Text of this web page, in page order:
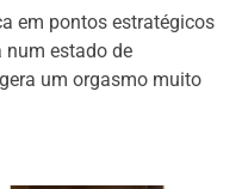
em pontos estratégicos
num estado de
um orgasmo muito